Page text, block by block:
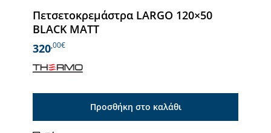
Πετσετοκρεμάστρα LARGO 120×50
BLACK MATT
320,00€
Προσθήκη στο καλάθι